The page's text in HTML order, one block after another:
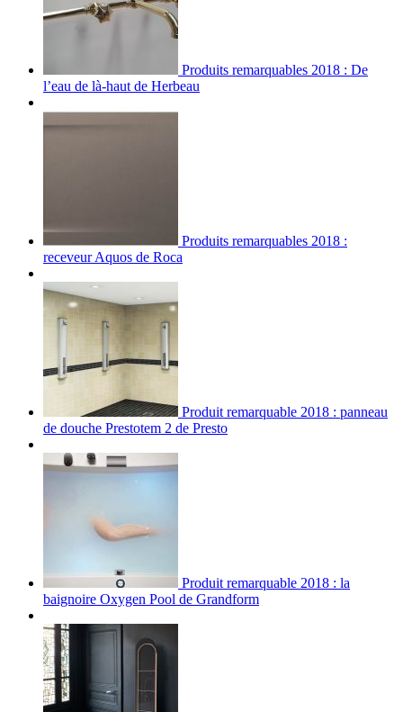
Produits remarquables 2018 : De
l’eau de là-haut de Herbeau
Produits remarquables 2018 :
receveur Aquos de Roca
Produit remarquable 2018 : panneau
de douche Prestotem 2 de Presto
Produit remarquable 2018 : la
baignoire Oxygen Pool de Grandform